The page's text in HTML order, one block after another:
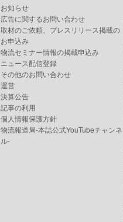
お知らせ
広告に関するお問い合わせ
取材のご依頼、プレスリリース掲載の
お申込み
物流セミナー情報の掲載申込み
ニュース配信登録
その他のお問い合わせ
運営
決算公告
記事の利用
個人情報保護方針
物流報道局-本誌公式YouTubeチャンネ
ル-